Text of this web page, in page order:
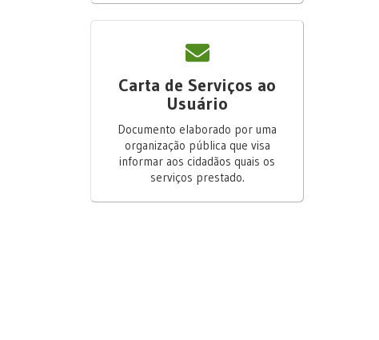
Carta de Serviços ao
Usuário
Documento elaborado por uma
organização pública que visa
informar aos cidadãos quais os
serviços prestado.